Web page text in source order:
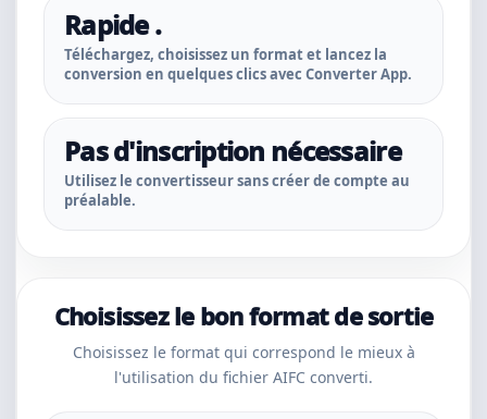
Rapide .
Téléchargez, choisissez un format et lancez la
conversion en quelques clics avec Converter App.
Pas d'inscription nécessaire
Utilisez le convertisseur sans créer de compte au
préalable.
Choisissez le bon format de sortie
Choisissez le format qui correspond le mieux à
l'utilisation du fichier AIFC converti.